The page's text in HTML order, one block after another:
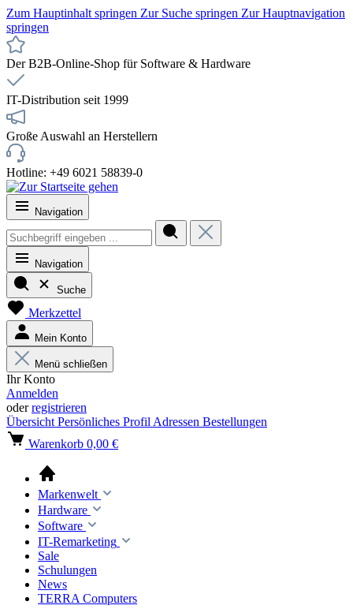
Zum Hauptinhalt springen Zur Suche springen Zur Hauptnavigation
springen
Der B2B-Online-Shop für Software & Hardware
IT-Distribution seit 1999
Große Auswahl an Herstellern
Hotline: +49 6021 58839-0
Navigation
Navigation
Suche
Merkzettel
Mein Konto
Menü schließen
Ihr Konto
Anmelden
oderregistrieren
Übersicht Persönliches Profil Adressen Bestellungen
Warenkorb 0,00 €
Markenwelt
Hardware
Software
IT-Remarketing
Sale
Schulungen
News
TERRA Computers